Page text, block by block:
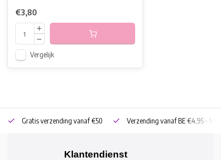
€3,80
Vergelijk
Gratis verzending vanaf €50 Verzending vanaf BE €4,95 - NL
Klantendienst